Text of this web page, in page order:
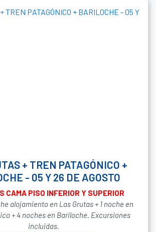
+ TREN PATAGÓNICO +
- 05 Y 26 DE AGOSTO
CAMA PISO INFERIOR Y SUPERIOR
alojamiento en Las Grutas + 1 noche en
+ 4 noches en Bariloche. Excursiones
incluidas.